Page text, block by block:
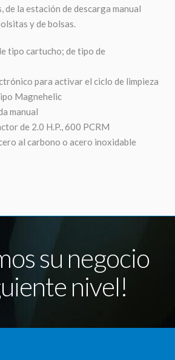
de la estación de descarga manual
y de bolsas.
tipo cartucho; de tipo de
para activar el ciclo de limpieza
Magnehelic
manual
de 2.0 H.P., 600 PCRM
al carbono o acero inoxidable
su negocio
nivel!